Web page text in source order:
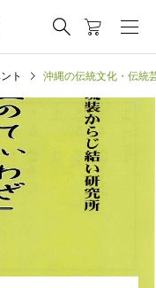
ト 沖縄の伝統文化・伝統